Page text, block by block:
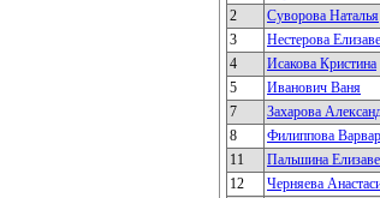
2 Суворова Наталья
3 Нестерова
4 Исакова Кристина
5 Иванович Ваня
7 Захарова
8 Филиппова
11 Пальшина
12 Черняева